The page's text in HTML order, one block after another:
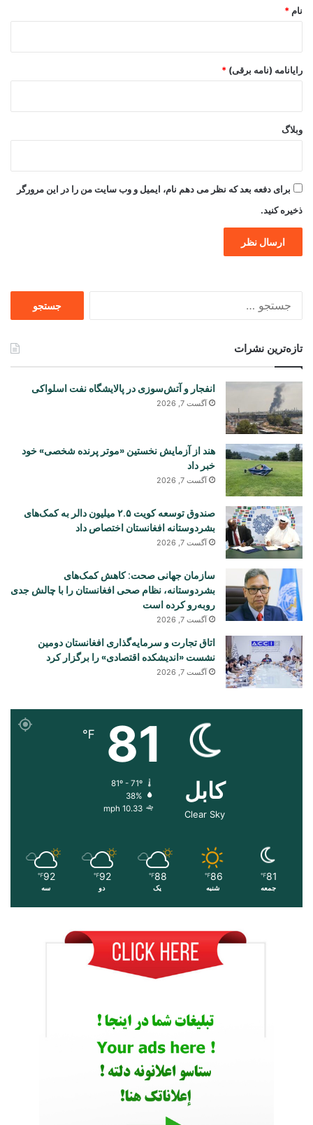
نام *
رایانامه (نامه برقی) *
وبلاگ
برای دفعه بعد که نظر می دهم نام، ایمیل و وب سایت من را در این مرورگر
ذخیره کنید.
تازه‌ترین نشرات
انفجار و آتش‌سوزی در پالایشگاه نفت اسلواکی
آگست 7, 2026
هند از آزمایش نخستین «موتر پرنده شخصی» خود
خبر داد
آگست 7, 2026
صندوق توسعه کویت ۲.۵ میلیون دالر به کمک‌های
بشردوستانه افغانستان اختصاص داد
آگست 7, 2026
سازمان جهانی صحت: کاهش کمک‌های
بشردوستانه، نظام صحی افغانستان را با چالش جدی
روبه‌رو کرده است
آگست 7, 2026
اتاق تجارت و سرمایه‌گذاری افغانستان دومین
نشست «اندیشکده اقتصادی» را برگزار کرد
آگست 7, 2026
کابل
Clear Sky
81
℉
81º - 71º
38%
10.33 mph
81
℉
جمعه
86
℉
شنبه
88
℉
یک
92
℉
دو
92
℉
سه